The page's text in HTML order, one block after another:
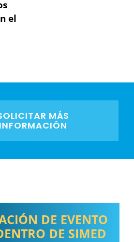
el
MÁS
INFORMACIÓN
DE EVENTO
DE SIMED